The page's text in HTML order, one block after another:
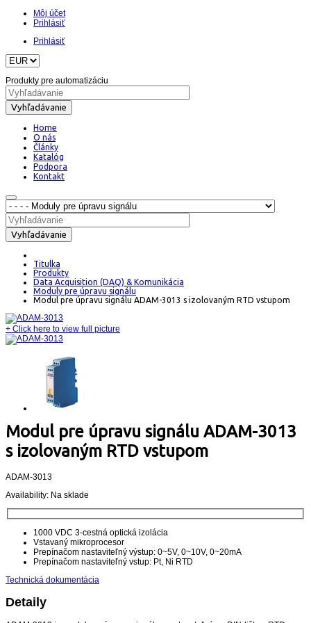
Môj účet
Prihlásiť
Prihlásiť
Produkty pre automatizáciu
Vyhľadávanie
Home
O nás
Články
Katalóg
Podpora
Kontakt
Vyhľadávanie
Titulka
Produkty
Data Acquisition (DAQ) & Komunikácia
Moduly pre úpravu signálu
Modul pre úpravu signálu ADAM-3013 s izolovaným RTD vstupom
+ Click here to view full picture
Modul pre úpravu signálu ADAM-3013
s izolovaným RTD vstupom
ADAM-3013
Availability: Na sklade
1000 VDC 3-cestná optická izolácia
Vstavaný mikroprocesor
Prepínačom nastaviteľný výstup: 0~5V, 0~10V, 0~20mA
Prepínačom nastaviteľný vstup: Pt, Ni RTD
Technická dokumentácia
Detaily